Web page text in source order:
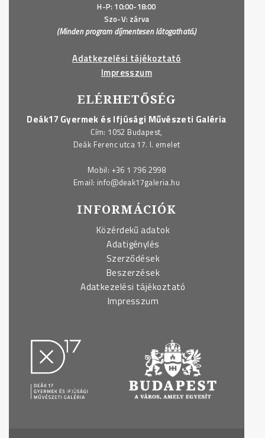
H-P: 10:00-18:00
Szo-V: zárva
(Minden program díjmentesen látogatható.)
Adatkezelési tájékoztató
Impresszum
ELÉRHETŐSÉG
Deák17 Gyermek és Ifjúsági Művészeti Galéria
Cím: 1052 Budapest,
Deák Ferenc utca 17. I. emelet
Mobil: +36 1 796 2998
Email: info@deak17galeria.hu
INFORMÁCIÓK
Közérdekű adatok
Adatigénylés
Szerződések
Beszerzések
Adatkezelési tájékoztató
Impresszum